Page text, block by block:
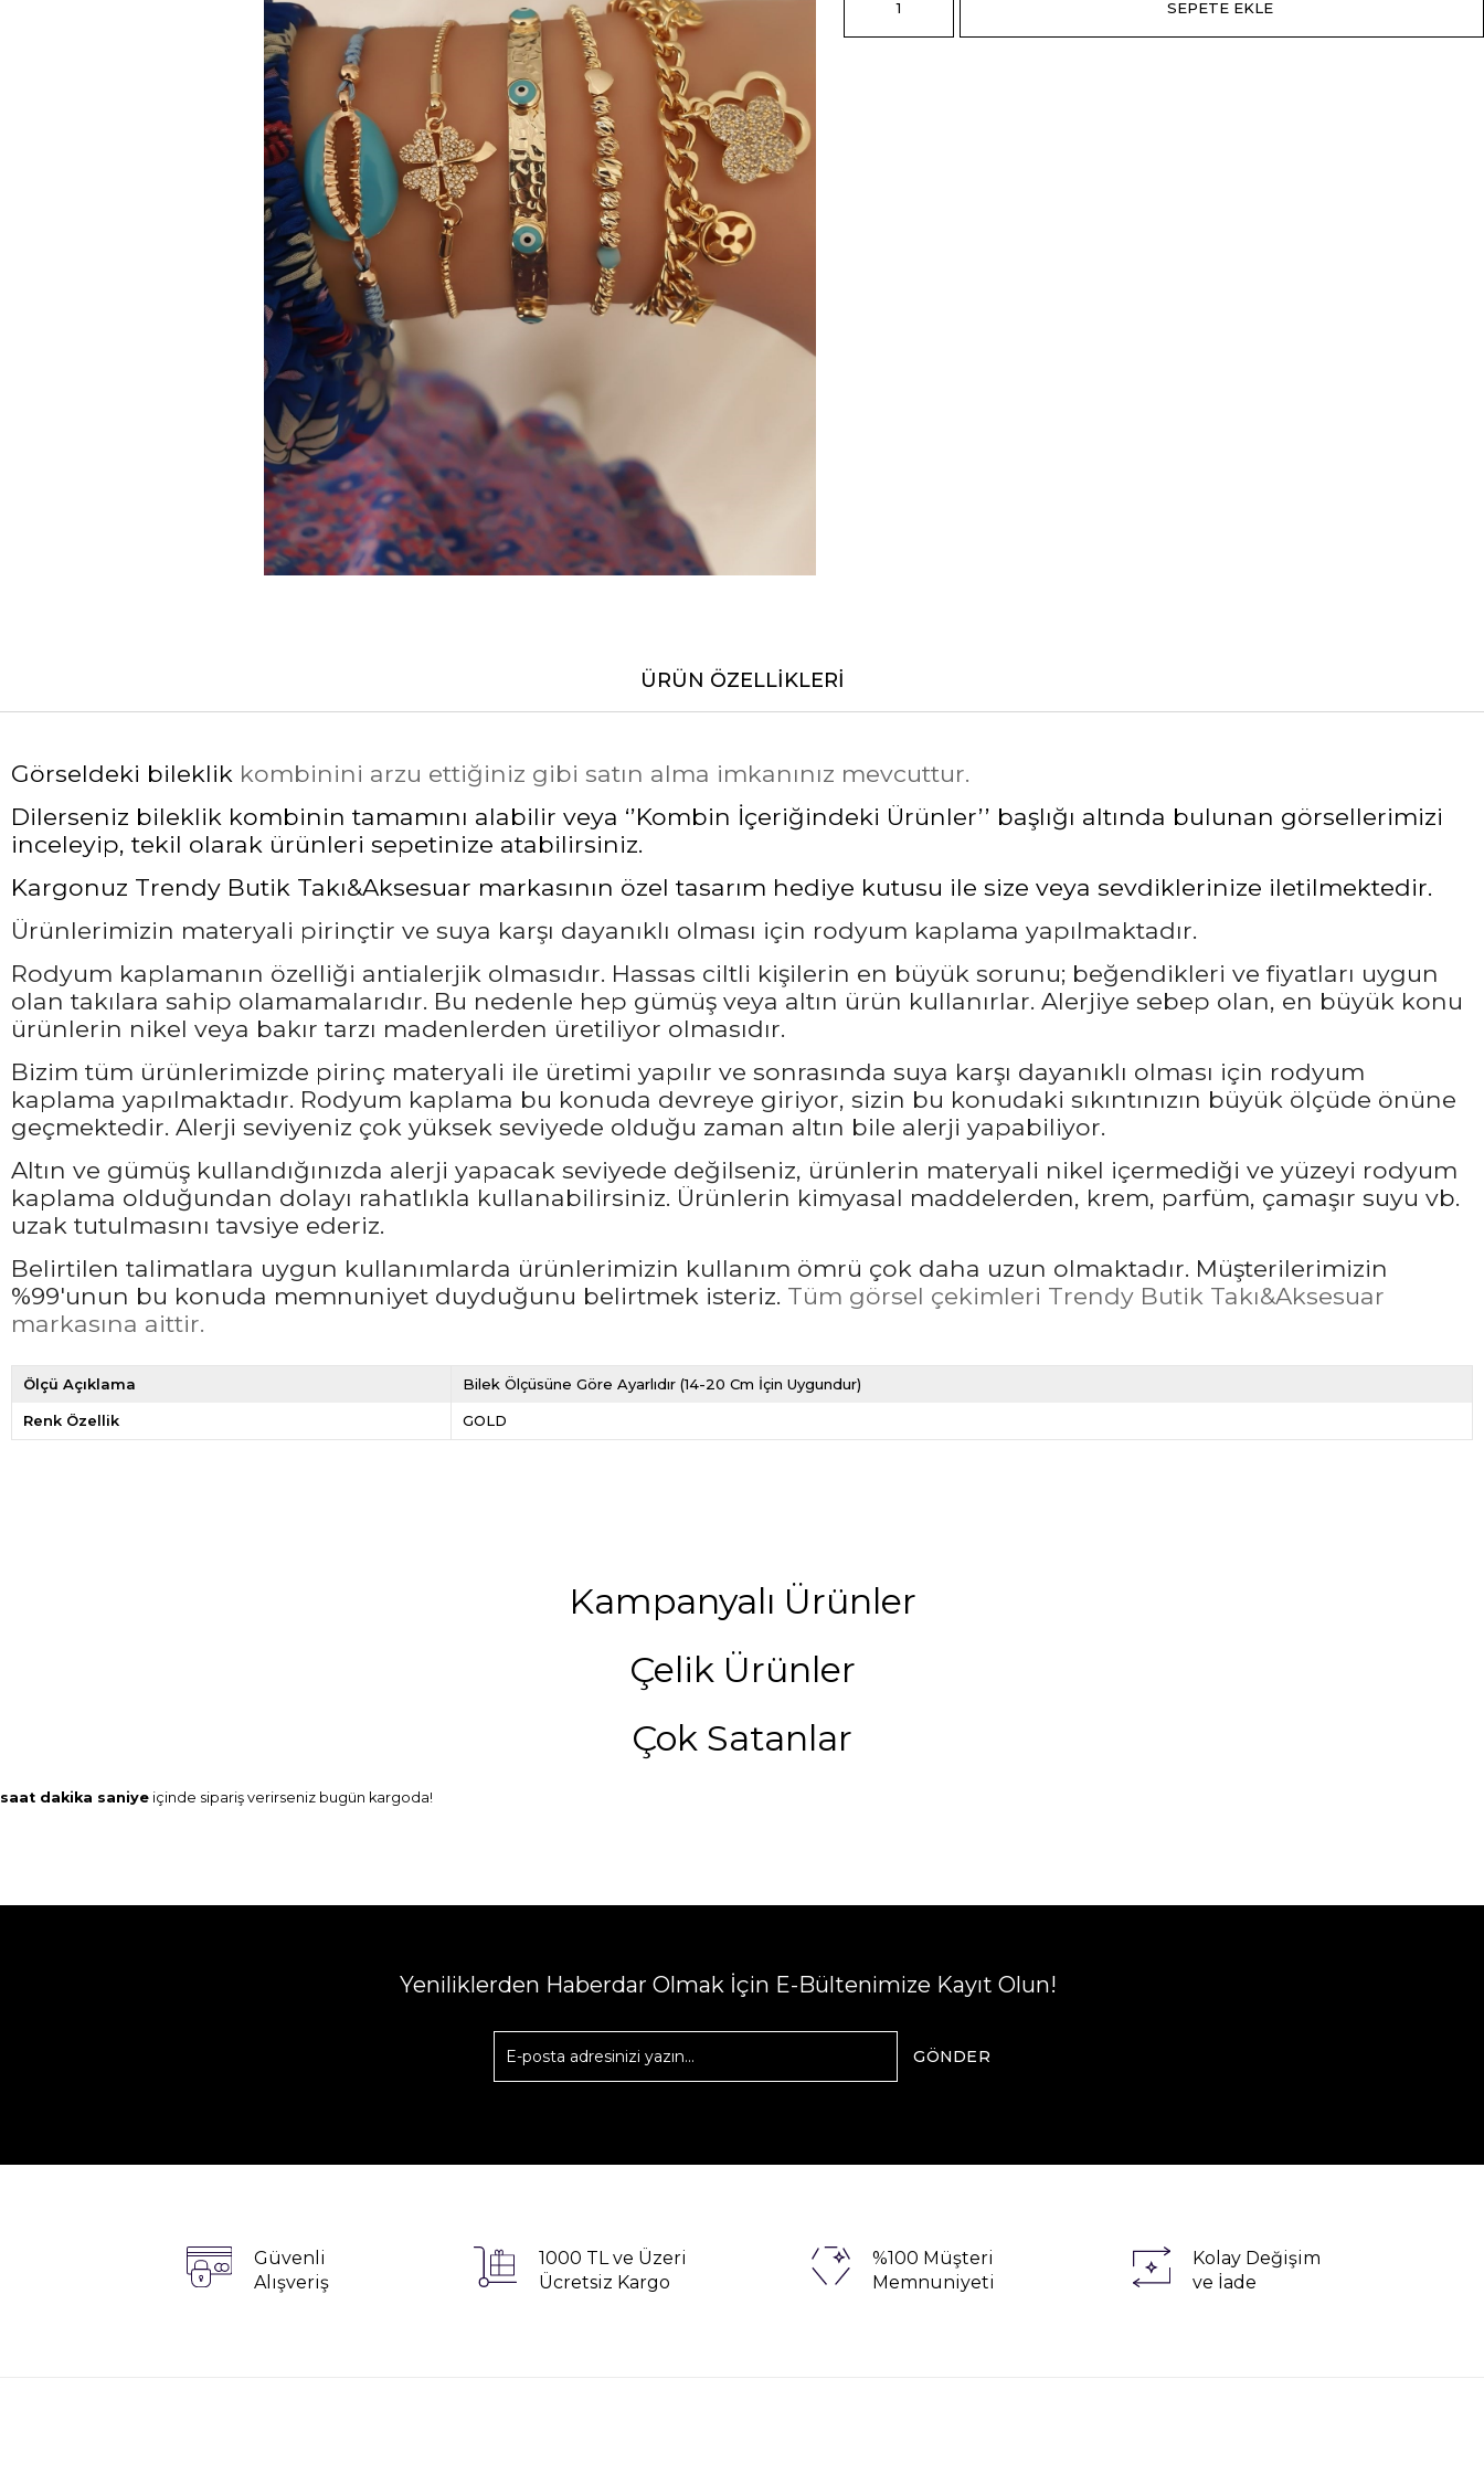
ÜRÜN ÖZELLIKLERI
Görseldeki bileklik kombinini arzu ettiğiniz gibi satın alma imkanınız mevcuttur.
Dilerseniz bileklik kombinin tamamını alabilir veya ‘’Kombin İçeriğindeki Ürünler’’ başlığı altında bulunan görsellerimizi
inceleyip, tekil olarak ürünleri sepetinize atabilirsiniz.
Kargonuz Trendy Butik Takı&Aksesuar markasının özel tasarım hediye kutusu ile size veya sevdiklerinize iletilmektedir.
Ürünlerimizin materyali pirinçtir ve suya karşı dayanıklı olması için rodyum kaplama yapılmaktadır.
Rodyum kaplamanın özelliği antialerjik olmasıdır. Hassas ciltli kişilerin en büyük sorunu; beğendikleri ve fiyatları uygun
olan takılara sahip olamamalarıdır. Bu nedenle hep gümüş veya altın ürün kullanırlar. Alerjiye sebep olan, en büyük konu
ürünlerin nikel veya bakır tarzı madenlerden üretiliyor olmasıdır.
Bizim tüm ürünlerimizde pirinç materyali ile üretimi yapılır ve sonrasında suya karşı dayanıklı olması için rodyum
kaplama yapılmaktadır. Rodyum kaplama bu konuda devreye giriyor, sizin bu konudaki sıkıntınızın büyük ölçüde önüne
geçmektedir. Alerji seviyeniz çok yüksek seviyede olduğu zaman altın bile alerji yapabiliyor.
Altın ve gümüş kullandığınızda alerji yapacak seviyede değilseniz, ürünlerin materyali nikel içermediği ve yüzeyi rodyum
kaplama olduğundan dolayı rahatlıkla kullanabilirsiniz. Ürünlerin kimyasal maddelerden, krem, parfüm, çamaşır suyu vb.
uzak tutulmasını tavsiye ederiz.
Belirtilen talimatlara uygun kullanımlarda ürünlerimizin kullanım ömrü çok daha uzun olmaktadır. Müşterilerimizin
%99'unun bu konuda memnuniyet duyduğunu belirtmek isteriz. Tüm görsel çekimleri Trendy Butik Takı&Aksesuar
markasına aittir.
Ölçü Açıklama Bilek Ölçüsüne Göre Ayarlıdır (14-20 Cm İçin Uygundur)
Renk Özellik GOLD
Kampanyalı Ürünler
Çelik Ürünler
Çok Satanlar
saat dakika saniye içinde sipariş verirseniz bugün kargoda!
Yeniliklerden Haberdar Olmak İçin E-Bültenimize Kayıt Olun!
GÖNDER
Güvenli
Alışveriş
1000 TL ve Üzeri
Ücretsiz Kargo
%100 Müşteri
Memnuniyeti
Kolay Değişim
ve İade